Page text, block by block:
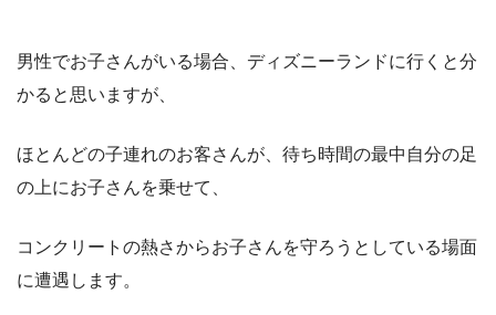
男性でお子さんがいる場合、ディズニーランドに行くと分
かると思いますが、
ほとんどの子連れのお客さんが、待ち時間の最中自分の足
の上にお子さんを乗せて、
コンクリートの熱さからお子さんを守ろうとしている場面
に遭遇します。